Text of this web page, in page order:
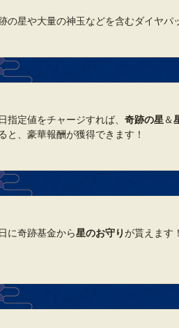
の星や大量の神玉などを含むダイヤパ
定値をチャージすれば、 奇跡の星＆
と、豪華報酬が獲得できます！
に奇跡基金から星のお守りが貰えます